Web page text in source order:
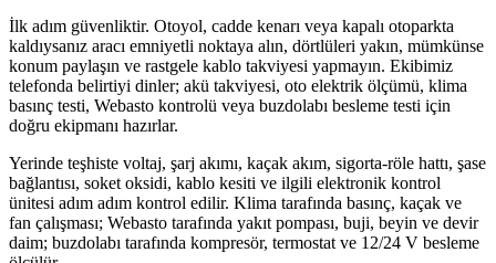
İlk adım güvenliktir. Otoyol, cadde kenarı veya kapalı otoparkta
kaldıysanız aracı emniyetli noktaya alın, dörtlüleri yakın, mümkünse
konum paylaşın ve rastgele kablo takviyesi yapmayın. Ekibimiz
telefonda belirtiyi dinler; akü takviyesi, oto elektrik ölçümü, klima
basınç testi, Webasto kontrolü veya buzdolabı besleme testi için
doğru ekipmanı hazırlar.
Yerinde teşhiste voltaj, şarj akımı, kaçak akım, sigorta-röle hattı, şase
bağlantısı, soket oksidi, kablo kesiti ve ilgili elektronik kontrol
ünitesi adım adım kontrol edilir. Klima tarafında basınç, kaçak ve
fan çalışması; Webasto tarafında yakıt pompası, buji, beyin ve devir
daim; buzdolabı tarafında kompresör, termostat ve 12/24 V besleme